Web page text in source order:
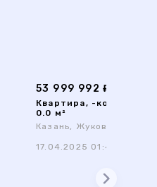
53 999 992 ₽
Квартира, -комн,
0.0 м²
Казань, Жуковского 26
17.04.2025 01:48